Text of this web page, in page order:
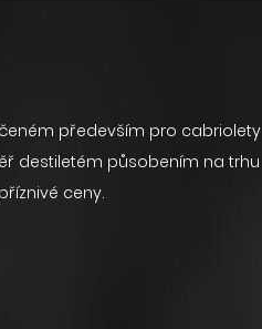
především pro cabriolety
destiletém působením na trhu
ceny.